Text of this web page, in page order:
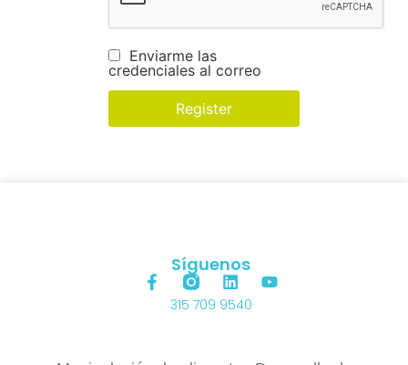
Enviarme las
credenciales al correo
Síguenos
315 709 9540